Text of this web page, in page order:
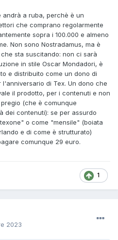
andrà a ruba, perchè è un
che comprano regolarmente
sopra i 100.000 e almeno
Non sono Nostradamus, ma è
sta suscitando: non ci sarà
in stile Oscar Mondadori, è
e distribuito come un dono di
di Tex. Un dono che
il prodotto, per i contenuti e non
(che è comunque
dei contenuti): se per assurdo
o come "mensile" (boiata
e di come è strutturato)
comunque 29 euro.
1
2023